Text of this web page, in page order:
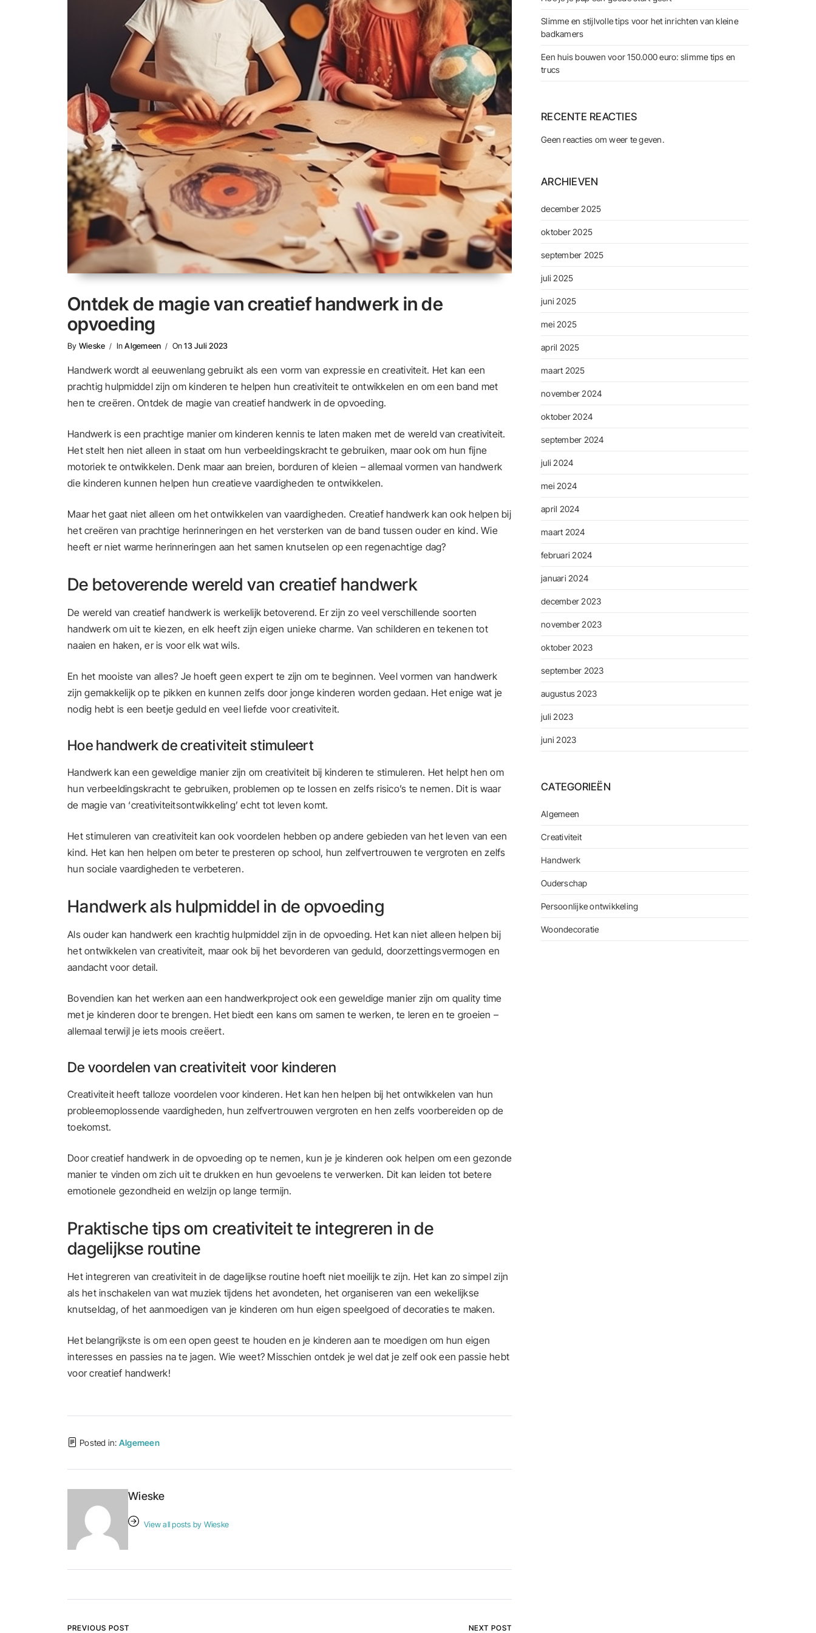
Ontdek de magie van creatief handwerk in de
opvoeding
By Wieske InAlgemeen On13 Juli 2023
Handwerk wordt al eeuwenlang gebruikt als een vorm van expressie en creativiteit. Het kan een
prachtig hulpmiddel zijn om kinderen te helpen hun creativiteit te ontwikkelen en om een band met
hen te creëren. Ontdek de magie van creatief handwerk in de opvoeding.
Handwerk is een prachtige manier om kinderen kennis te laten maken met de wereld van creativiteit.
Het stelt hen niet alleen in staat om hun verbeeldingskracht te gebruiken, maar ook om hun fijne
motoriek te ontwikkelen. Denk maar aan breien, borduren of kleien – allemaal vormen van handwerk
die kinderen kunnen helpen hun creatieve vaardigheden te ontwikkelen.
Maar het gaat niet alleen om het ontwikkelen van vaardigheden. Creatief handwerk kan ook helpen bij
het creëren van prachtige herinneringen en het versterken van de band tussen ouder en kind. Wie
heeft er niet warme herinneringen aan het samen knutselen op een regenachtige dag?
De betoverende wereld van creatief handwerk
De wereld van creatief handwerk is werkelijk betoverend. Er zijn zo veel verschillende soorten
handwerk om uit te kiezen, en elk heeft zijn eigen unieke charme. Van schilderen en tekenen tot
naaien en haken, er is voor elk wat wils.
En het mooiste van alles? Je hoeft geen expert te zijn om te beginnen. Veel vormen van handwerk
zijn gemakkelijk op te pikken en kunnen zelfs door jonge kinderen worden gedaan. Het enige wat je
nodig hebt is een beetje geduld en veel liefde voor creativiteit.
Hoe handwerk de creativiteit stimuleert
Handwerk kan een geweldige manier zijn om creativiteit bij kinderen te stimuleren. Het helpt hen om
hun verbeeldingskracht te gebruiken, problemen op te lossen en zelfs risico’s te nemen. Dit is waar
de magie van ‘creativiteitsontwikkeling’ echt tot leven komt.
Het stimuleren van creativiteit kan ook voordelen hebben op andere gebieden van het leven van een
kind. Het kan hen helpen om beter te presteren op school, hun zelfvertrouwen te vergroten en zelfs
hun sociale vaardigheden te verbeteren.
Handwerk als hulpmiddel in de opvoeding
Als ouder kan handwerk een krachtig hulpmiddel zijn in de opvoeding. Het kan niet alleen helpen bij
het ontwikkelen van creativiteit, maar ook bij het bevorderen van geduld, doorzettingsvermogen en
aandacht voor detail.
Bovendien kan het werken aan een handwerkproject ook een geweldige manier zijn om quality time
met je kinderen door te brengen. Het biedt een kans om samen te werken, te leren en te groeien –
allemaal terwijl je iets moois creëert.
De voordelen van creativiteit voor kinderen
Creativiteit heeft talloze voordelen voor kinderen. Het kan hen helpen bij het ontwikkelen van hun
probleemoplossende vaardigheden, hun zelfvertrouwen vergroten en hen zelfs voorbereiden op de
toekomst.
Door creatief handwerk in de opvoeding op te nemen, kun je je kinderen ook helpen om een gezonde
manier te vinden om zich uit te drukken en hun gevoelens te verwerken. Dit kan leiden tot betere
emotionele gezondheid en welzijn op lange termijn.
Praktische tips om creativiteit te integreren in de
dagelijkse routine
Het integreren van creativiteit in de dagelijkse routine hoeft niet moeilijk te zijn. Het kan zo simpel zijn
als het inschakelen van wat muziek tijdens het avondeten, het organiseren van een wekelijkse
knutseldag, of het aanmoedigen van je kinderen om hun eigen speelgoed of decoraties te maken.
Het belangrijkste is om een open geest te houden en je kinderen aan te moedigen om hun eigen
interesses en passies na te jagen. Wie weet? Misschien ontdek je wel dat je zelf ook een passie hebt
voor creatief handwerk!
Posted in: Algemeen
Wieske
View all posts by Wieske
Bericht navigatie
PREVIOUS POST NEXT POST
Slimme en stijlvolle tips voor het inrichten van kleine
badkamers
Een huis bouwen voor 150.000 euro: slimme tips en
trucs
RECENTE REACTIES
Geen reacties om weer te geven.
ARCHIEVEN
december 2025
oktober 2025
september 2025
juli 2025
juni 2025
mei 2025
april 2025
maart 2025
november 2024
oktober 2024
september 2024
juli 2024
mei 2024
april 2024
maart 2024
februari 2024
januari 2024
december 2023
november 2023
oktober 2023
september 2023
augustus 2023
juli 2023
juni 2023
CATEGORIEËN
Algemeen
Creativiteit
Handwerk
Ouderschap
Persoonlijke ontwikkeling
Woondecoratie